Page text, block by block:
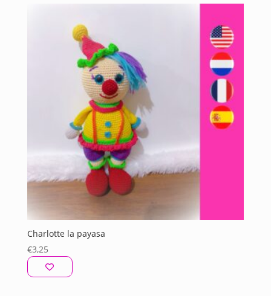
últimos
Charlotte la payasa
€3,25